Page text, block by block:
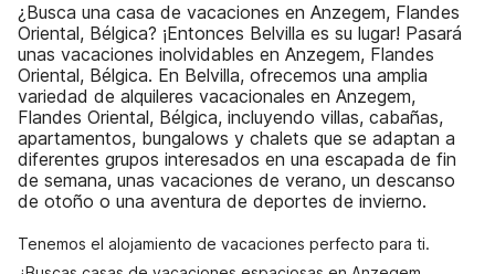
¿Busca una casa de vacaciones en Anzegem, Flandes
Oriental, Bélgica? ¡Entonces Belvilla es su lugar! Pasará
unas vacaciones inolvidables en Anzegem, Flandes
Oriental, Bélgica. En Belvilla, ofrecemos una amplia
variedad de alquileres vacacionales en Anzegem,
Flandes Oriental, Bélgica, incluyendo villas, cabañas,
apartamentos, bungalows y chalets que se adaptan a
diferentes grupos interesados en una escapada de fin
de semana, unas vacaciones de verano, un descanso
de otoño o una aventura de deportes de invierno.
Tenemos el alojamiento de vacaciones perfecto para ti.